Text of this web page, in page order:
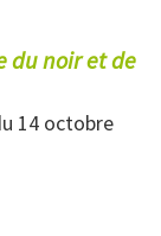
du noir et de
14 octobre